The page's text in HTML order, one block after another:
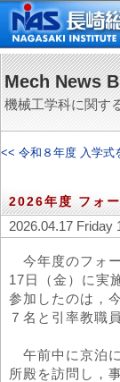
Mech News
機械工学科に関す
<< 令和８年度 入学式
2026年度 フォ
2026.04.17 Friday
今年度のフォ
17日（金）に実
参加したのは，
７名と引率教職
午前中に京泊
所殿を訪問し，